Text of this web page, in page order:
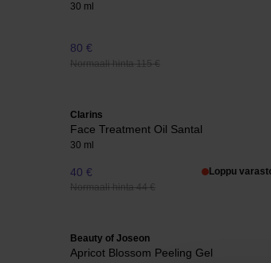
30 ml
80 €
Normaali hinta 115 €
Clarins
Face Treatment Oil Santal
30 ml
40 €
Normaali hinta 44 €
Loppu
Beauty of Joseon
Apricot Blossom Peeling Gel